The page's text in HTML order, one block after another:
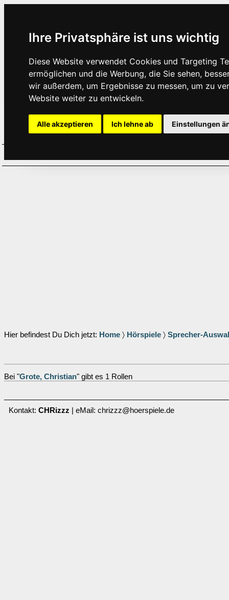
Ihre Privatsphäre ist uns wichtig
Diese Website verwendet Cookies und Targeting
ermöglichen und die Werbung, die Sie sehen,
wir außerdem, um Ergebnisse zu messen, um zu
Website weiter zu entwickeln.
Alle akzeptieren Ich lehne ab Einstellungen
Hier befindest Du Dich jetzt: Home 〉 Hörspiele 〉 Sprecher-
Bei "Grote, Christian" gibt es 1 Rollen
Kontakt: CHRizzz | eMail: chrizzz@hoerspiele.de